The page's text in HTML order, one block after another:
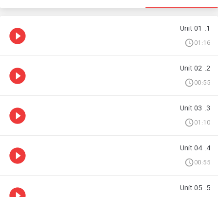
1. Unit 01
01:16
2. Unit 02
00:55
3. Unit 03
01:10
4. Unit 04
00:55
5. Unit 05